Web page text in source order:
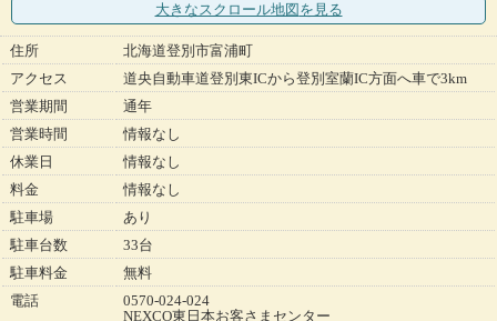
大きなスクロール地図 を見る
住所
北海道登別市富浦町
アクセス
道央自動車道登別東ICから登別室蘭IC方面へ車で3km
営業期間
通年
営業時間
情報なし
休業日
情報なし
料金
情報なし
駐車場
あり
駐車台数
33台
駐車料金
無料
電話
0570-024-024
NEXCO東日本お客さまセンター